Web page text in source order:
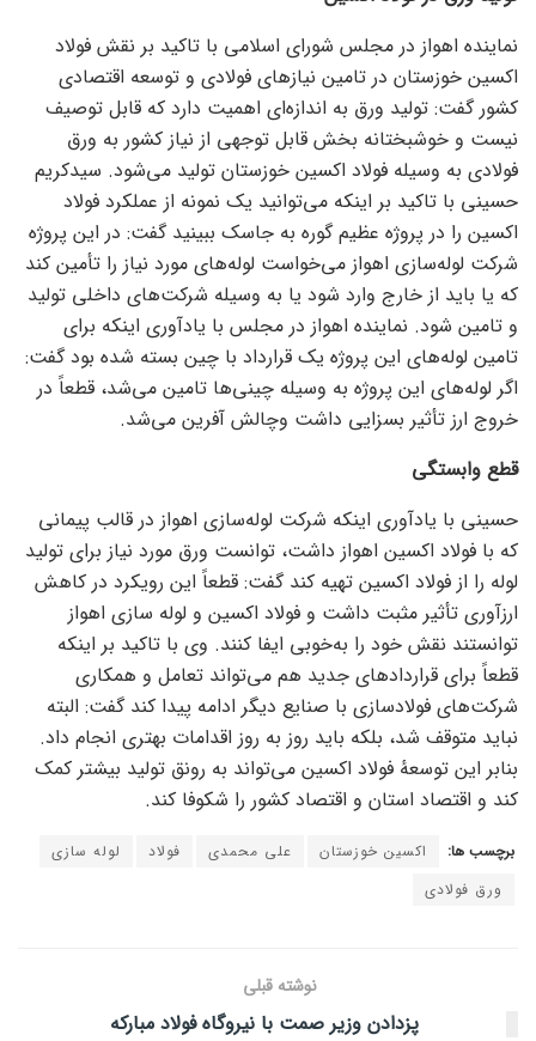
نماینده اهواز در مجلس شورای اسلامی با تاکید بر نقش فولاد
اکسین خوزستان در تامین نیاز‌های فولادی و توسعه اقتصادی
کشور گفت: تولید ورق به اندازه‌ای اهمیت دارد که قابل توصیف
نیست و خوشبختانه بخش قابل توجهی از نیاز کشور به ورق
فولادی به وسیله فولاد اکسین خوزستان تولید می‌شود. سیدکریم
حسینی با تاکید بر اینکه می‌توانید یک نمونه از عملکرد فولاد
اکسین را در پروژه عظیم گوره به جاسک ببینید گفت: در این پروژه
شرکت لوله‌سازی اهواز می‌خواست لوله‌های مورد نیاز را تأمین کند
که یا باید از خارج وارد شود یا به وسیله شرکت‌های داخلی تولید
و تامین شود. نماینده اهواز در مجلس با یادآوری اینکه برای
تامین لوله‌های این پروژه یک قرارداد با چین بسته شده بود گفت:
اگر لوله‌های این پروژه به وسیله چینی‌ها تامین می‌شد، قطعاً در
خروج ارز تأثیر بسزایی داشت وچالش آفرین می‌شد.
قطع وابستگی
حسینی با یادآوری اینکه شرکت لوله‌سازی اهواز در قالب پیمانی
که با فولاد اکسین اهواز داشت، توانست ورق مورد نیاز برای تولید
لوله را از فولاد اکسین تهیه کند گفت: قطعاً این رویکرد در کاهش
ارزآوری تأثیر مثبت داشت و فولاد اکسین و لوله سازی اهواز
توانستند نقش خود را به‌خوبی ایفا کنند. وی با تاکید بر اینکه
قطعاً برای قرارداد‌های جدید هم می‌تواند تعامل و همکاری
شرکت‌های فولادسازی با صنایع دیگر ادامه پیدا کند گفت: البته
نباید متوقف شد، بلکه باید روز به روز اقدامات بهتری انجام داد.
بنابر این توسعهٔ فولاد اکسین می‌تواند به رونق تولید بیشتر کمک
کند و اقتصاد استان و اقتصاد کشور را شکوفا کند.
برچسب ها: اکسین خوزستان علی محمدی فولاد
لوله سازی
ورق فولادی
نوشته قبلی
پزدادن وزیر صمت با نیروگاه فولاد مبارکه